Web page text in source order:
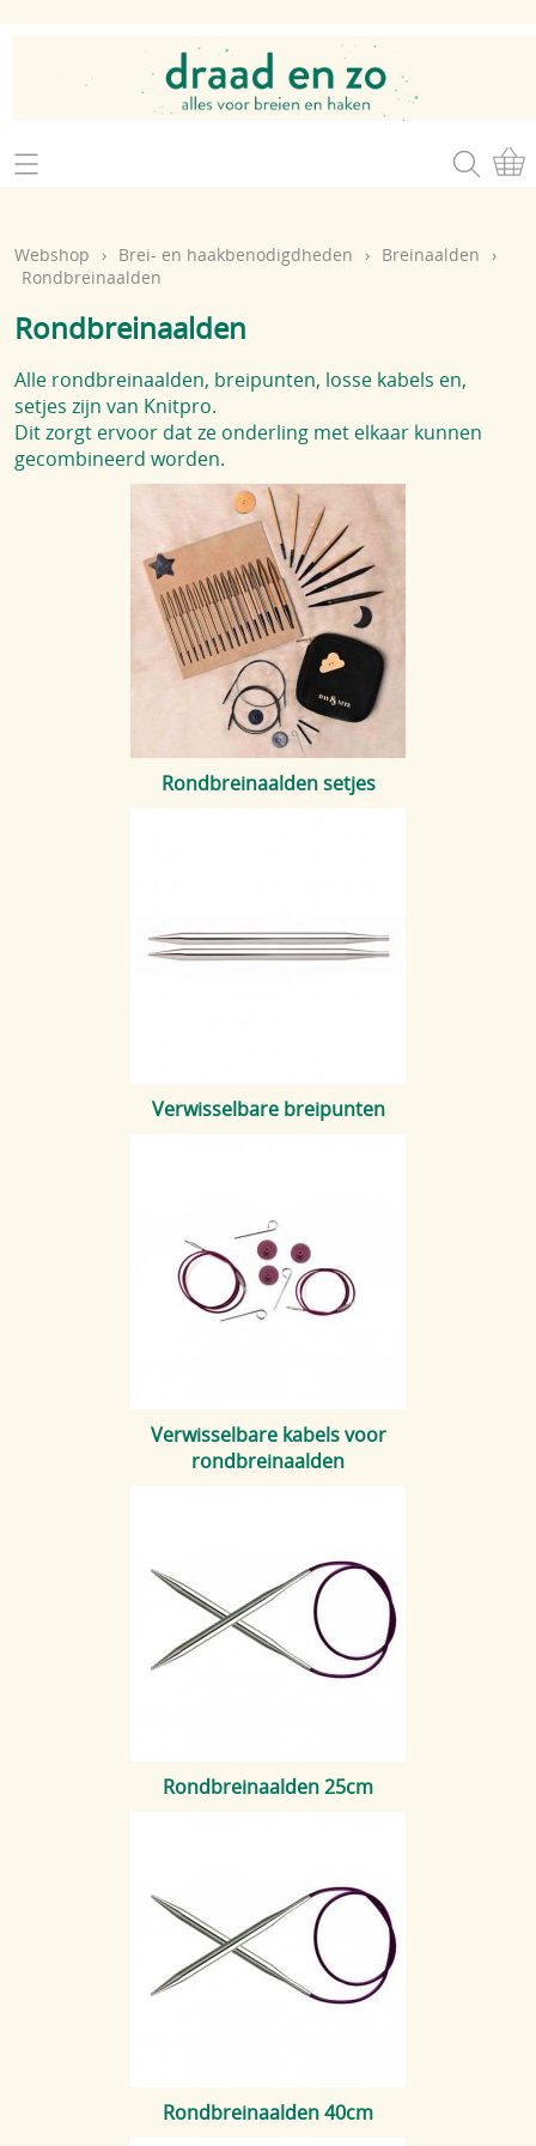
Home
Brei- en haakgaren
Brei- en haakbenodigdheden
Magazines
Cadeaubon
Workshops
Mijn account
Openingsuren
Brei- en haakatelier
Atelier op zondag
Webshop › Brei- en haakbenodigdheden › Breinaalden
›
Rondbreinaalden
Rondbreinaalden
Alle rondbreinaalden, breipunten, losse kabels en,
setjes zijn van Knitpro.
Dit zorgt ervoor dat ze onderling met elkaar kunnen
gecombineerd worden.
Rondbreinaalden setjes
Verwisselbare breipunten
Verwisselbare kabels voor
rondbreinaalden
Rondbreinaalden 25cm
Rondbreinaalden 40cm